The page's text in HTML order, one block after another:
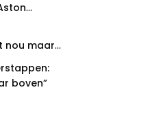
nou maar
boven”